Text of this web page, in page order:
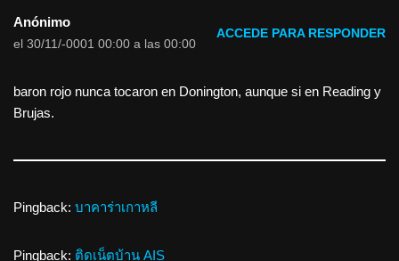
Anónimo
el 30/11/-0001 00:00 a las 00:00
ACCEDE PARA RESPONDER
baron rojo nunca tocaron en Donington, aunque si en Reading y
Brujas.
Pingback: บาคาร่าเกาหลี
Pingback: ติดเน็ตบ้าน AIS